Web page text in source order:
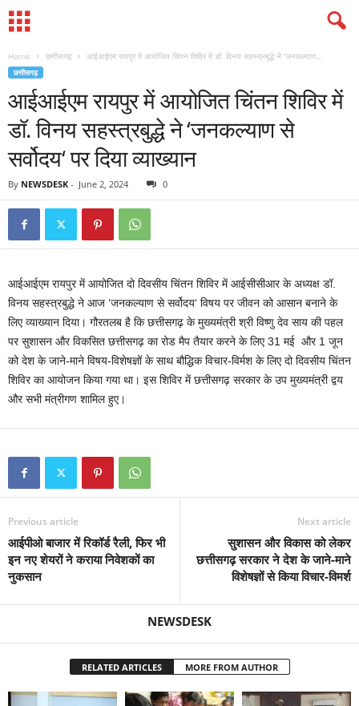
Home छत्तीसगढ़ आईआईएम रायपुर में आयोजित चिंतन शिविर में डॉ. विनय सहस्त्रबुद्धे ने ‘जनकल्याण...
छत्तीसगढ़
आईआईएम रायपुर में आयोजित चिंतन शिविर में
डॉ. विनय सहस्त्रबुद्धे ने ‘जनकल्याण से
सर्वोदय‘ पर दिया व्याख्यान
By NEWSDESK - June 2, 2024 0
आईआईएम रायपुर में आयोजित दो दिवसीय चिंतन शिविर में आईसीसीआर के अध्यक्ष डॉ.
विनय सहस्त्रबुद्धे ने आज ‘जनकल्याण से सर्वोदय‘ विषय पर जीवन को आसान बनाने के
लिए व्याख्यान दिया। गौरतलब है कि छत्तीसगढ़ के मुख्यमंत्री श्री विष्णु देव साय की पहल
पर सुशासन और विकसित छत्तीसगढ़ का रोड मैप तैयार करने के लिए 31 मई और 1 जून
को देश के जाने-माने विषय-विशेषज्ञों के साथ बौद्धिक विचार-विर्मश के लिए दो दिवसीय चिंतन
शिविर का आयोजन किया गया था। इस शिविर में छत्तीसगढ़ सरकार के उप मुख्यमंत्री द्वय
और सभी मंत्रीगण शामिल हुए।
Previous article
आईपीओ बाजार में रिकॉर्ड रैली, फिर भी
इन नए शेयरों ने कराया निवेशकों का
नुकसान
Next article
सुशासन और विकास को लेकर
छत्तीसगढ़ सरकार ने देश के जाने-माने
विशेषज्ञों से किया विचार-विमर्श
NEWSDESK
RELATED ARTICLES MORE FROM AUTHOR